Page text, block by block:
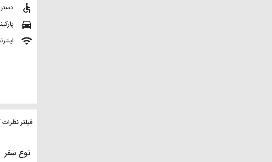
accessible
directions_car
wifi
فیلتر نظرات
نوع سفر